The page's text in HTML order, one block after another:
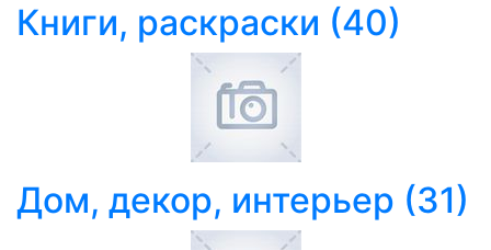
Книги, раскраски (40)
Дом, декор, интерьер (31)